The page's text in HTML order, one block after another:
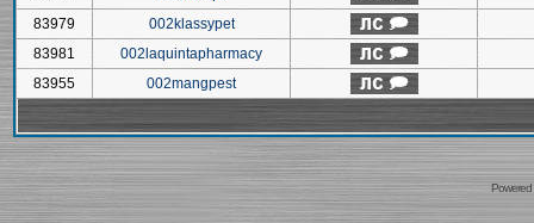
83979
002klassypet
83981
002laquintapharmacy
83955
002mangpest